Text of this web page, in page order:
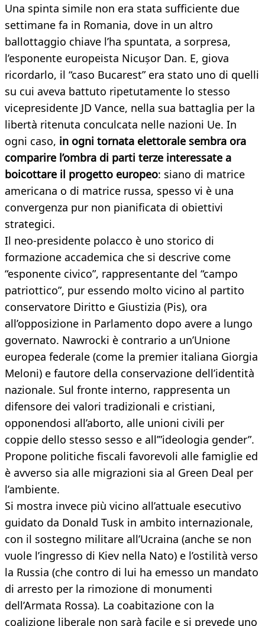
Una spinta simile non era stata sufficiente due
settimane fa in Romania, dove in un altro
ballottaggio chiave l’ha spuntata, a sorpresa,
l’esponente europeista Nicușor Dan. E, giova
ricordarlo, il “caso Bucarest” era stato uno di quelli
su cui aveva battuto ripetutamente lo stesso
vicepresidente JD Vance, nella sua battaglia per la
libertà ritenuta conculcata nelle nazioni Ue. In
ogni caso, in ogni tornata elettorale sembra ora
comparire l’ombra di parti terze interessate a
boicottare il progetto europeo: siano di matrice
americana o di matrice russa, spesso vi è una
convergenza pur non pianificata di obiettivi
strategici.
Il neo-presidente polacco è uno storico di
formazione accademica che si descrive come
“esponente civico”, rappresentante del “campo
patriottico”, pur essendo molto vicino al partito
conservatore Diritto e Giustizia (Pis), ora
all’opposizione in Parlamento dopo avere a lungo
governato. Nawrocki è contrario a un’Unione
europea federale (come la premier italiana Giorgia
Meloni) e fautore della conservazione dell’identità
nazionale. Sul fronte interno, rappresenta un
difensore dei valori tradizionali e cristiani,
opponendosi all’aborto, alle unioni civili per
coppie dello stesso sesso e all’”ideologia gender”.
Propone politiche fiscali favorevoli alle famiglie ed
è avverso sia alle migrazioni sia al Green Deal per
l’ambiente.
Si mostra invece più vicino all’attuale esecutivo
guidato da Donald Tusk in ambito internazionale,
con il sostegno militare all’Ucraina (anche se non
vuole l’ingresso di Kiev nella Nato) e l’ostilità verso
la Russia (che contro di lui ha emesso un mandato
di arresto per la rimozione di monumenti
dell’Armata Rossa). La coabitazione con la
coalizione liberale non sarà facile e si prevede uno